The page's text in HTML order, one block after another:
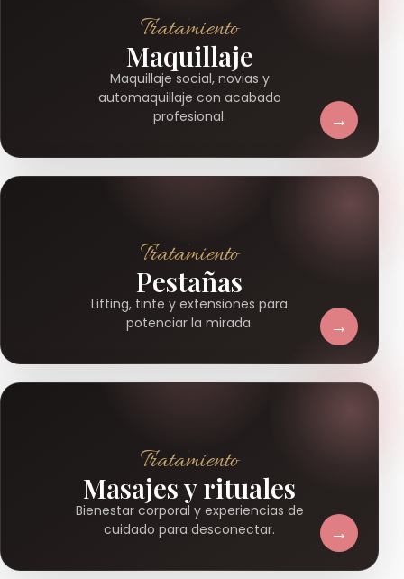
Tratamiento
Maquillaje
Maquillaje social, novias y
automaquillaje con acabado
profesional.
→
Tratamiento
Pestañas
Lifting, tinte y extensiones para
potenciar la mirada.
→
Tratamiento
Masajes y rituales
Bienestar corporal y experiencias de
cuidado para desconectar.
→